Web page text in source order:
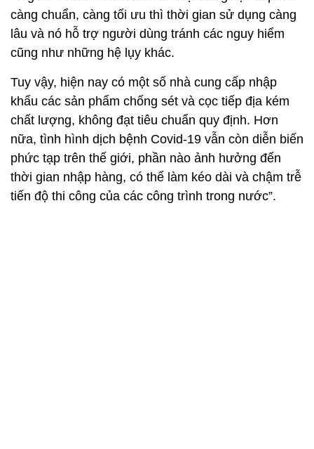
càng chuẩn, càng tối ưu thì thời gian sử dụng càng
lâu và nó hỗ trợ người dùng tránh các nguy hiểm
cũng như những hệ lụy khác.
Tuy vậy, hiện nay có một số nhà cung cấp nhập
khẩu các sản phẩm chống sét và cọc tiếp địa kém
chất lượng, không đạt tiêu chuẩn quy định. Hơn
nữa, tình hình dịch bệnh Covid-19 vẫn còn diễn biến
phức tạp trên thế giới, phần nào ảnh hưởng đến
thời gian nhập hàng, có thể làm kéo dài và chậm trễ
tiến độ thi công của các công trình trong nước”.